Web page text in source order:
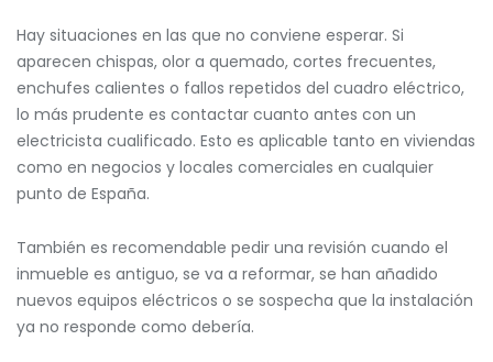
Hay situaciones en las que no conviene esperar. Si
aparecen chispas, olor a quemado, cortes frecuentes,
enchufes calientes o fallos repetidos del cuadro eléctrico,
lo más prudente es contactar cuanto antes con un
electricista cualificado. Esto es aplicable tanto en viviendas
como en negocios y locales comerciales en cualquier
punto de España.
También es recomendable pedir una revisión cuando el
inmueble es antiguo, se va a reformar, se han añadido
nuevos equipos eléctricos o se sospecha que la instalación
ya no responde como debería.